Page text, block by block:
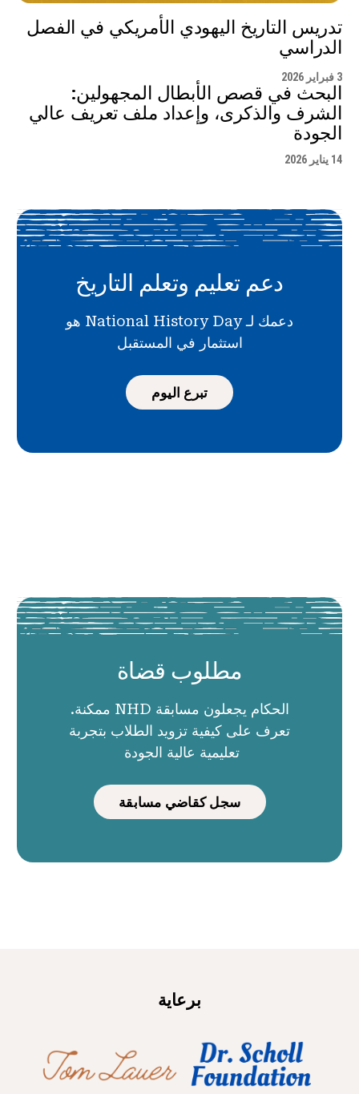
تدريس التاريخ اليهودي الأمريكي في الفصل
الدراسي
3 فبراير 2026
البحث في قصص الأبطال المجهولين:
الشرف والذكرى، وإعداد ملف تعريف عالي
الجودة
14 يناير 2026
دعم تعليم وتعلم التاريخ
دعمك لـ National History Day هو
استثمار في المستقبل
تبرع اليوم
مطلوب قضاة
الحكام يجعلون مسابقة NHD ممكنة.
تعرف على كيفية تزويد الطلاب بتجربة
تعليمية عالية الجودة
سجل كقاضي مسابقة
برعاية